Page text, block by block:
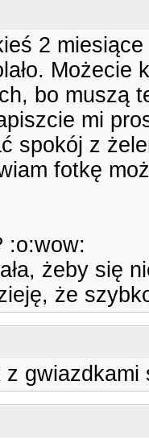
2
bo muszą
mi
spokój z
fotkę
:o:wow:
żeby się
że
gwiazdkami